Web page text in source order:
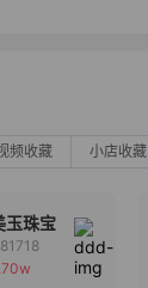
频收藏 小店收藏
玉珠宝